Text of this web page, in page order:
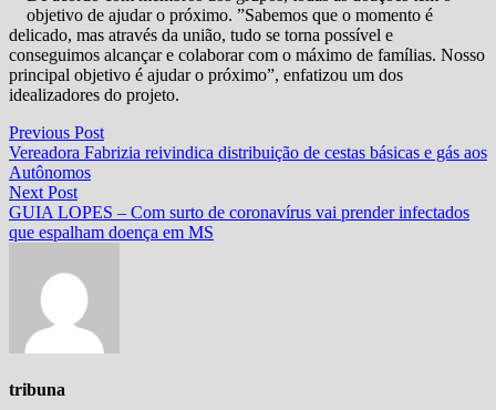
objetivo de ajudar o próximo. ”Sabemos que o momento é
delicado, mas através da união, tudo se torna possível e
conseguimos alcançar e colaborar com o máximo de famílias. Nosso
principal objetivo é ajudar o próximo”, enfatizou um dos
idealizadores do projeto.
Navegação
de
Post
Previous PostPrevious
post:
Vereadora Fabrizia reivindica distribuição de cestas básicas e gás aos
Autônomos
Next PostNext
post:
GUIA LOPES – Com surto de coronavírus vai prender infectados
que espalham doença em MS
tribuna